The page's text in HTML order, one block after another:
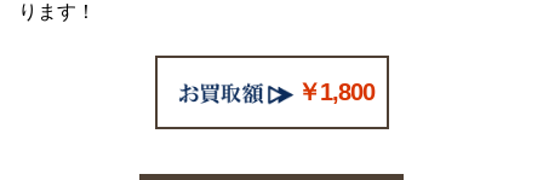
ります！
￥1,800